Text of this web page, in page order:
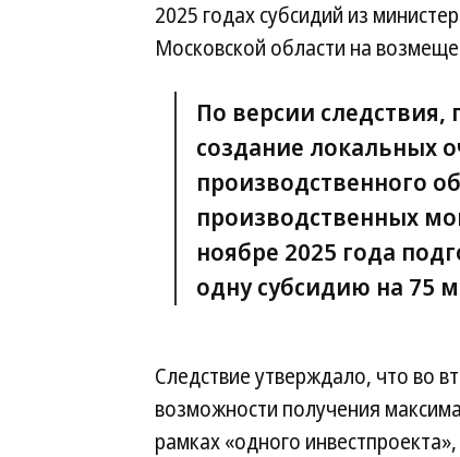
2025 годах субсидий из
Московской области на
По версии следствия,
создание локальных
производственного
производственных
ноябре 2025 года
одну субсидию на 75
Следствие утверждало, что во
возможности получения
рамках «одного